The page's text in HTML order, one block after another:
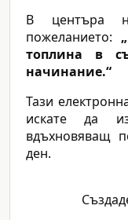
В центъра
пожеланието:
топлина в
начинание.“
Тази
искате да
вдъхновяващ
ден.